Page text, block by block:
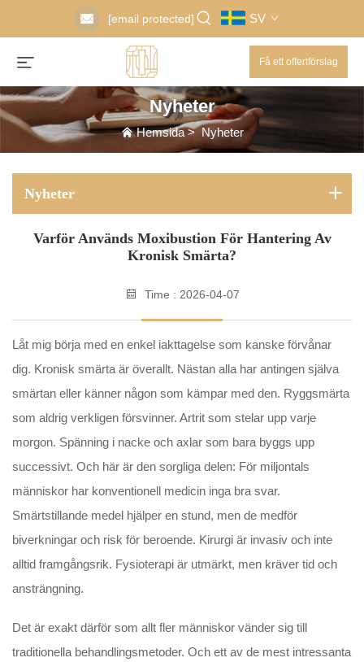
[email protected] SV
Få ett offertförslag
Nyheter
Hemsida> Nyheter
Nyheter
Varför Används Moxibustion För Hantering Av
Kronisk Smärta?
Time : 2026-04-07
Låt mig börja med en enkel iakttagelse som kanske förvånar
dig. Kronisk smärta är överallt. Nästan alla har antingen själva
smärtan eller känner någon som kämpar med den. Ryggsmärta
som aldrig verkligen försvinner. Artrit som stelar upp varje
morgon. Spänning i nacke och axlar som bara byggs upp
successivt. Och här är den sorgliga delen: För miljontals
människor har konventionell medicin inga bra svar.
Smärtstillande medel hjälper en stund, men de medför
biverkningar och risk för beroende. Kirurgi är invasiv och inte
alltid framgångsrik. Fysioterapi är utmärkt, men kräver tid och
ansträngning.
Det är exakt därför som allt fler människor vänder sig till
traditionella behandlingsmetoder. Och ett av de mest intressanta